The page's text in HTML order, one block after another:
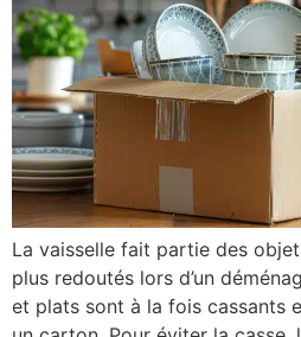
La vaisselle fait partie des
plus redoutés lors d’un
et plats sont à la fois cassants